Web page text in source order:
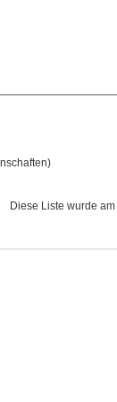
Diese Liste wurde am